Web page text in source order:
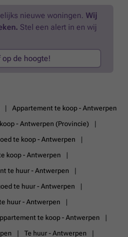
van AI bewerkt en tonen een
Deze beelden dienen uitsluitend ter
nieuwe woningen. Wij
Stel een alert in en wij
op de hoogte!
Appartement te koop - Antwerpen
- Antwerpen (Provincie)
te koop - Antwerpen
koop - Antwerpen
te huur - Antwerpen
te huur - Antwerpen
huur - Antwerpen
te koop - Antwerpen
Te huur - Antwerpen